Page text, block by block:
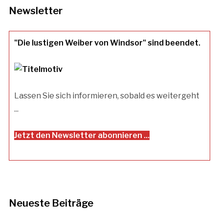
Newsletter
"Die lustigen Weiber von Windsor" sind beendet.
Lassen Sie sich informieren, sobald es weitergeht
...
Jetzt den Newsletter abonnieren ...
Neueste Beiträge